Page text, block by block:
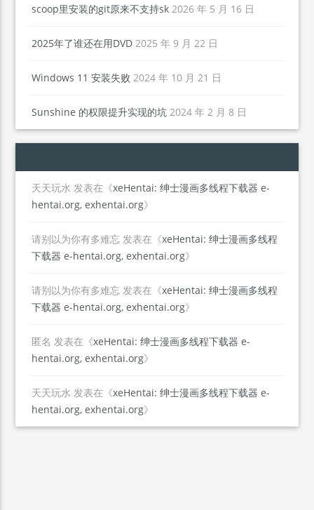
scoop里安装的git原来不支持sk 2026 年 5 月 16 日
2025年了谁还在用DVD 2025 年 9 月 22 日
Windows 11 安装失败 2024 年 10 月 21 日
Sunshine 的权限提升实现的坑 2024 年 2 月 8 日
天天玩水 发表在《xeHentai: 绅士漫画多线程下载器 e-
hentai.org, exhentai.org》
请别以为你有多难忘 发表在《xeHentai: 绅士漫画多线程
下载器 e-hentai.org, exhentai.org》
请别以为你有多难忘 发表在《xeHentai: 绅士漫画多线程
下载器 e-hentai.org, exhentai.org》
匿名 发表在《xeHentai: 绅士漫画多线程下载器 e-
hentai.org, exhentai.org》
天天玩水 发表在《xeHentai: 绅士漫画多线程下载器 e-
hentai.org, exhentai.org》